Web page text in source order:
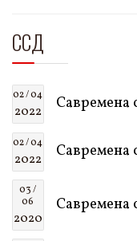
ССД
02 / 04
2022 Савремена
02 / 04
2022 Савремена
03 /
06
2020
Савремена